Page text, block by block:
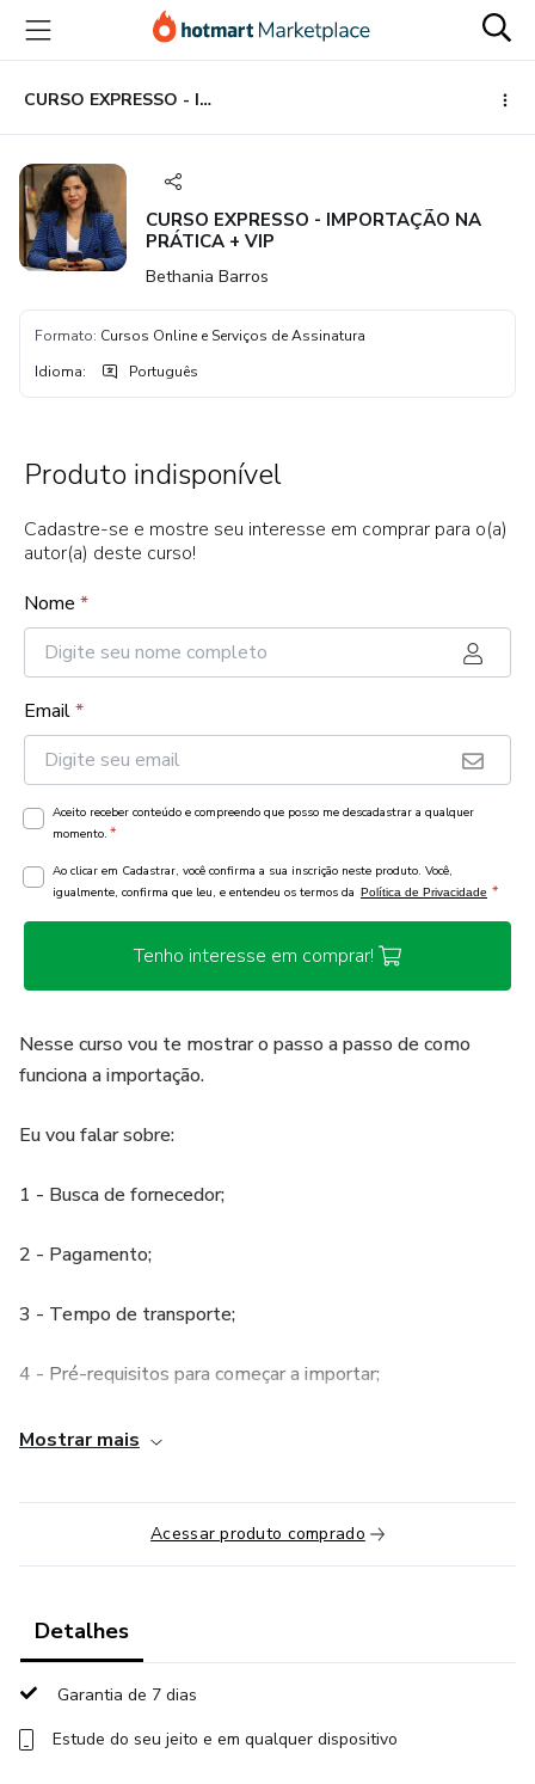
para
conteúdo
principal
para
pagamento
para
rodapé
CURSO EXPRESSO - IMPORTAÇÃO NA PRÁTICA + VIP
CURSO EXPRESSO - IMPORTAÇÃO NA
PRÁTICA + VIP
Bethania Barros
Formato: Cursos Online e Serviços de Assinatura
Idioma: Português
Produto indisponível
Cadastre-se e mostre seu interesse em comprar para o(a)
autor(a) deste curso!
Nome *
Email*
Aceito receber conteúdo e compreendo que posso me descadastrar a qualquer
momento. *
Ao clicar em Cadastrar, você confirma a sua inscrição neste produto. Você,
igualmente, confirma que leu, e entendeu os termos da Política de Privacidade *
Tenho interesse em comprar!
Nesse curso vou te mostrar o passo a passo de como
funciona a importação.
Eu vou falar sobre:
1 - Busca de fornecedor;
2 - Pagamento;
3 - Tempo de transporte;
4 - Pré-requisitos para começar a importar;
5 - Investimento mínimo.
Bônus:
- Como lucrar mais com importação marca própria
Mostrar mais
Acessar produto comprado
Detalhes
Garantia de 7 dias
Estude do seu jeito e em qualquer dispositivo